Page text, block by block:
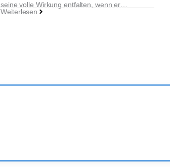
seine volle Wirkung entfalten, wenn er…
Weiterlesen